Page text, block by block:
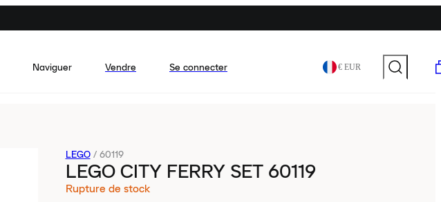
Naviguer Vendre Se connecter € EUR
LEGO / 60119
LEGO CITY FERRY SET 60119
Rupture de stock